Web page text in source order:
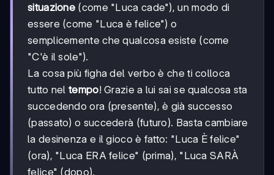
situazione (come "Luca cade"), un modo di
essere (come "Luca è felice") o
semplicemente che qualcosa esiste (come
"C'è il sole").
La cosa più figha del verbo è che ti colloca
tutto nel tempo! Grazie a lui sai se qualcosa sta
succedendo ora (presente), è già successo
(passato) o succederà (futuro). Basta cambiare
la desinenza e il gioco è fatto: "Luca È felice"
(ora), "Luca ERA felice" (prima), "Luca SARÀ
felice" (dopo).